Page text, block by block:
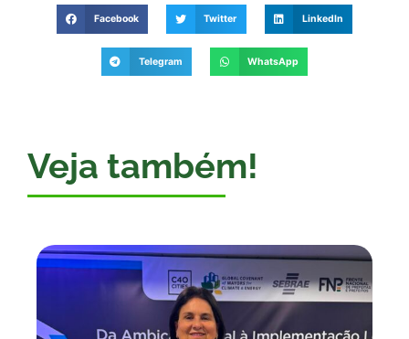
Facebook Twitter LinkedIn
Telegram WhatsApp
Veja também!